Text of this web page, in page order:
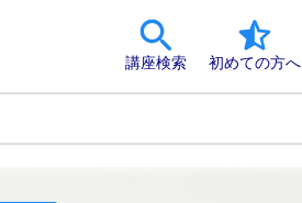
講座検索 初めての方へ